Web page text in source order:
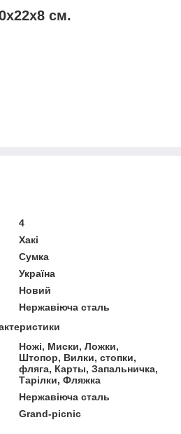
см.
4
Хакі
Сумка
Україна
Новий
Нержавіюча сталь
Ножі, Миски, Ложки,
Штопор, Вилки, стопки,
фляга, Карты, Запальничка,
Тарілки, Фляжка
Нержавіюча сталь
Grand-picnic